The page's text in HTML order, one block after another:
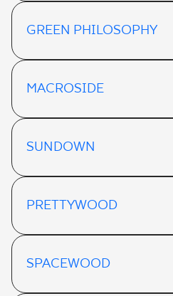
GREEN PHILOSOPHY
MACROSIDE
SUNDOWN
PRETTYWOOD
SPACEWOOD